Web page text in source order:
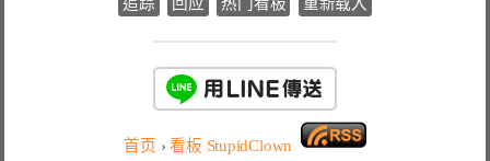
首页 › 看板 StupidClown